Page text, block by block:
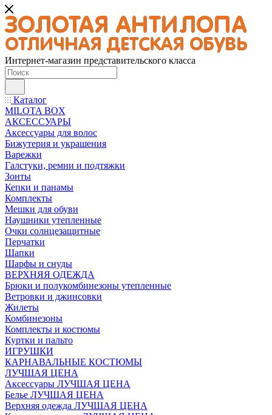
Интернет-магазин представительского класса
Каталог
MILOTA BOX
АКСЕССУАРЫ
Аксессуары для волос
Бижутерия и украшения
Варежки
Галстуки, ремни и подтяжки
Зонты
Кепки и панамы
Комплекты
Мешки для обуви
Наушники утепленные
Очки солнцезащитные
Перчатки
Шапки
Шарфы и снуды
ВЕРХНЯЯ ОДЕЖДА
Брюки и полукомбинезоны утепленные
Ветровки и джинсовки
Жилеты
Комбинезоны
Комплекты и костюмы
Куртки и пальто
ИГРУШКИ
КАРНАВАЛЬНЫЕ КОСТЮМЫ
ЛУЧШАЯ ЦЕНА
Аксессуары ЛУЧШАЯ ЦЕНА
Белье ЛУЧШАЯ ЦЕНА
Верхняя одежда ЛУЧШАЯ ЦЕНА